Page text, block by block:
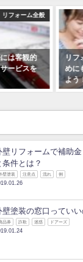
リフォーム全般
しないた
を活用し
リフ
りサ
てい
壁リフォームで補助
条件とは？
壁塗装 注意点 流れ 例
壁塗装の窓口ってい
品券 詐欺 迷惑 ドアーズ